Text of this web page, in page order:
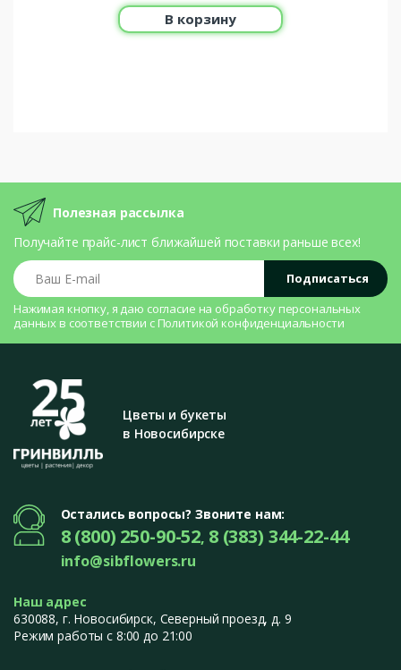
В корзину
Полезная рассылка
Получайте прайс-лист ближайшей поставки раньше всех!
Ваш E-mail
Подписаться
Нажимая кнопку, я даю согласие на обработку персональных
данных в соответствии с Политикой конфиденциальности
Цветы и букеты
в Новосибирске
Остались вопросы? Звоните нам:
8 (800) 250-90-52, 8 (383) 344-22-44
info@sibflowers.ru
Наш адрес
630088, г. Новосибирск, Северный проезд, д. 9
Режим работы с 8:00 до 21:00